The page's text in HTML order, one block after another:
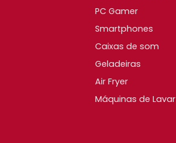
PC Gamer
Smartphones
Caixas de som
Geladeiras
Air Fryer
Máquinas de Lavar